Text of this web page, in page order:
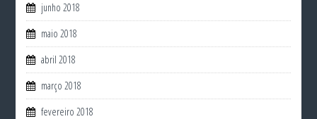
junho 2018
maio 2018
abril 2018
março 2018
fevereiro 2018